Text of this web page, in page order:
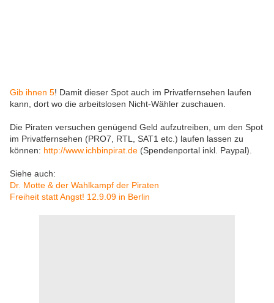
Gib ihnen 5! Damit dieser Spot auch im Privatfernsehen laufen
kann, dort wo die arbeitslosen Nicht-Wähler zuschauen.
Die Piraten versuchen genügend Geld aufzutreiben, um den Spot
im Privatfernsehen (PRO7, RTL, SAT1 etc.) laufen lassen zu
können: http://www.ichbinpirat.de (Spendenportal inkl. Paypal).
Siehe auch:
Dr. Motte & der Wahlkampf der Piraten
Freiheit statt Angst! 12.9.09 in Berlin